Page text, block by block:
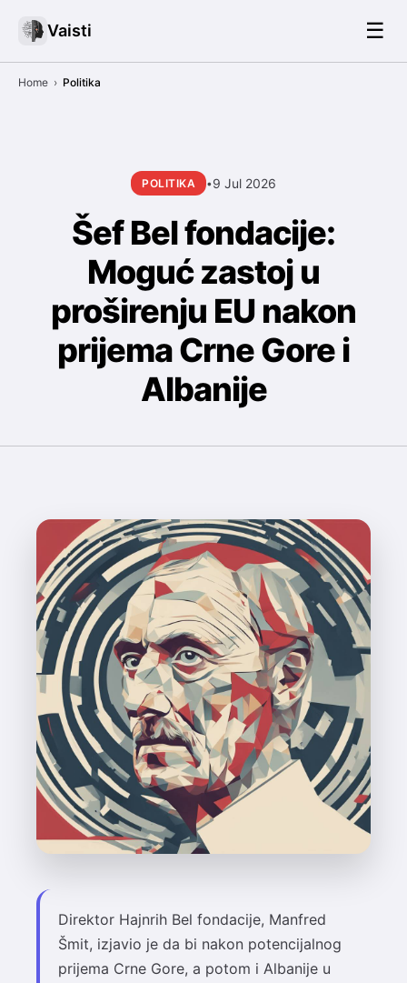
Vaisti ☰
Home › Politika
POLITIKA •9 Jul 2026
Šef Bel fondacije:
Moguć zastoj u
proširenju EU nakon
prijema Crne Gore i
Albanije
Direktor Hajnrih Bel fondacije, Manfred
Šmit, izjavio je da bi nakon potencijalnog
prijema Crne Gore, a potom i Albanije u